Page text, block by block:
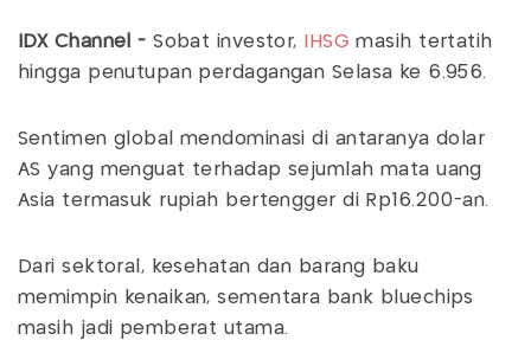
IDX Channel -Sobat investor, IHSG masih tertatih
hingga penutupan perdagangan Selasa ke 6.956.
Sentimen global mendominasi di antaranya dolar
AS yang menguat terhadap sejumlah mata uang
Asia termasuk rupiah bertengger di Rp16.200-an.
Dari sektoral, kesehatan dan barang baku
memimpin kenaikan, sementara bank bluechips
masih jadi pemberat utama.